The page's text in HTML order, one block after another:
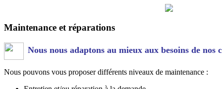
Maintenance et réparations
Nous nous adaptons au mieux aux besoins de nos
Nous pouvons vous proposer différents niveaux de maintenance :